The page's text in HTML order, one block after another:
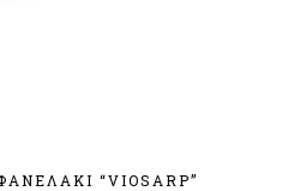
“VIOSARP”